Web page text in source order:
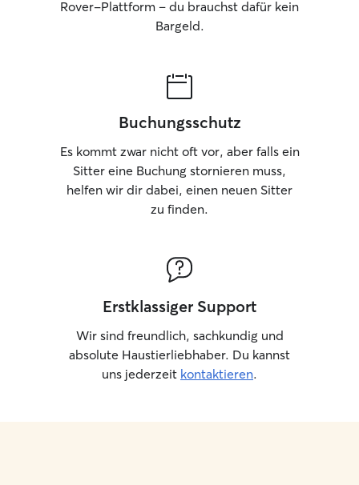
Rover-Plattform – du brauchst dafür kein
Bargeld.
Buchungsschutz
Es kommt zwar nicht oft vor, aber falls ein
Sitter eine Buchung stornieren muss,
helfen wir dir dabei, einen neuen Sitter
zu finden.
Erstklassiger Support
Wir sind freundlich, sachkundig und
absolute Haustierliebhaber. Du kannst
uns jederzeit kontaktieren.